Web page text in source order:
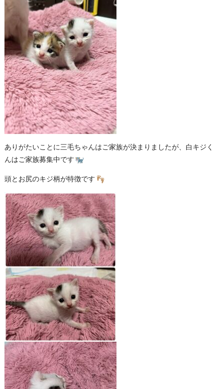
ありがたいことに三毛ちゃんはご家族が決まりましたが、白キジく
んはご家族募集中です
頭とお尻のキジ柄が特徴です